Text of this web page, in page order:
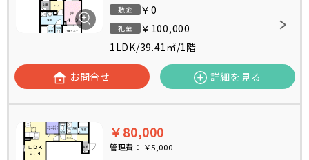
敷金 ￥0
礼金
￥100,000
1LDK/39.41㎡/1階
お問合せ 詳細を見る
￥80,000
管理費： ￥5,000